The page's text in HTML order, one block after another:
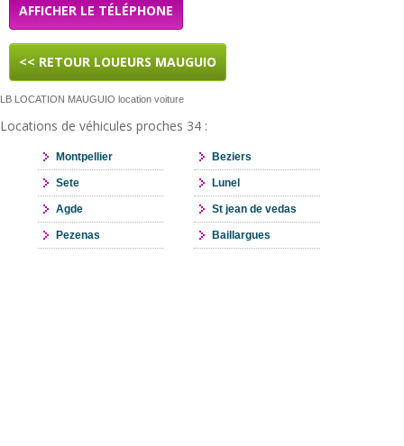
AFFICHER LE TÉLÉPHONE
<< RETOUR LOUEURS MAUGUIO
LB LOCATION MAUGUIO location voiture
Locations de véhicules proches 34 :
Montpellier Beziers
Sete Lunel
Agde St jean de vedas
Pezenas Baillargues